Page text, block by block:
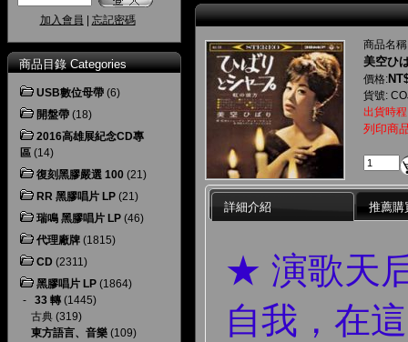
加入會員 忘記密碼
商品目錄 Categories
USB數位母帶 (6)
開盤帶 (18)
2016高雄展紀念CD專
區 (14)
復刻黑膠嚴選 100 (21)
RR 黑膠唱片 LP (21)
瑞鳴 黑膠唱片 LP (46)
代理廠牌 (1815)
CD (2311)
黑膠唱片 LP (1864)
- 33 轉 (1445)
古典 (319)
東方語言、音樂 (109)
商品名
美空ひ
價格:
貨號:
出貨時
列印商
詳細介紹 推薦購
★ 演歌天
自我，在